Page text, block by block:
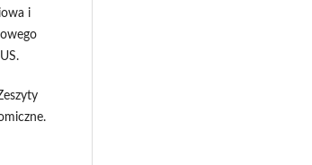
i